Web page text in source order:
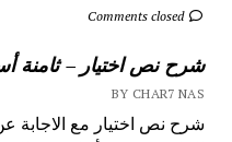
Comments closed
شرح نص اختيار – ثامنة
BY CHAR7 NAS